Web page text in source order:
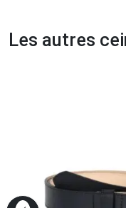
Les autres